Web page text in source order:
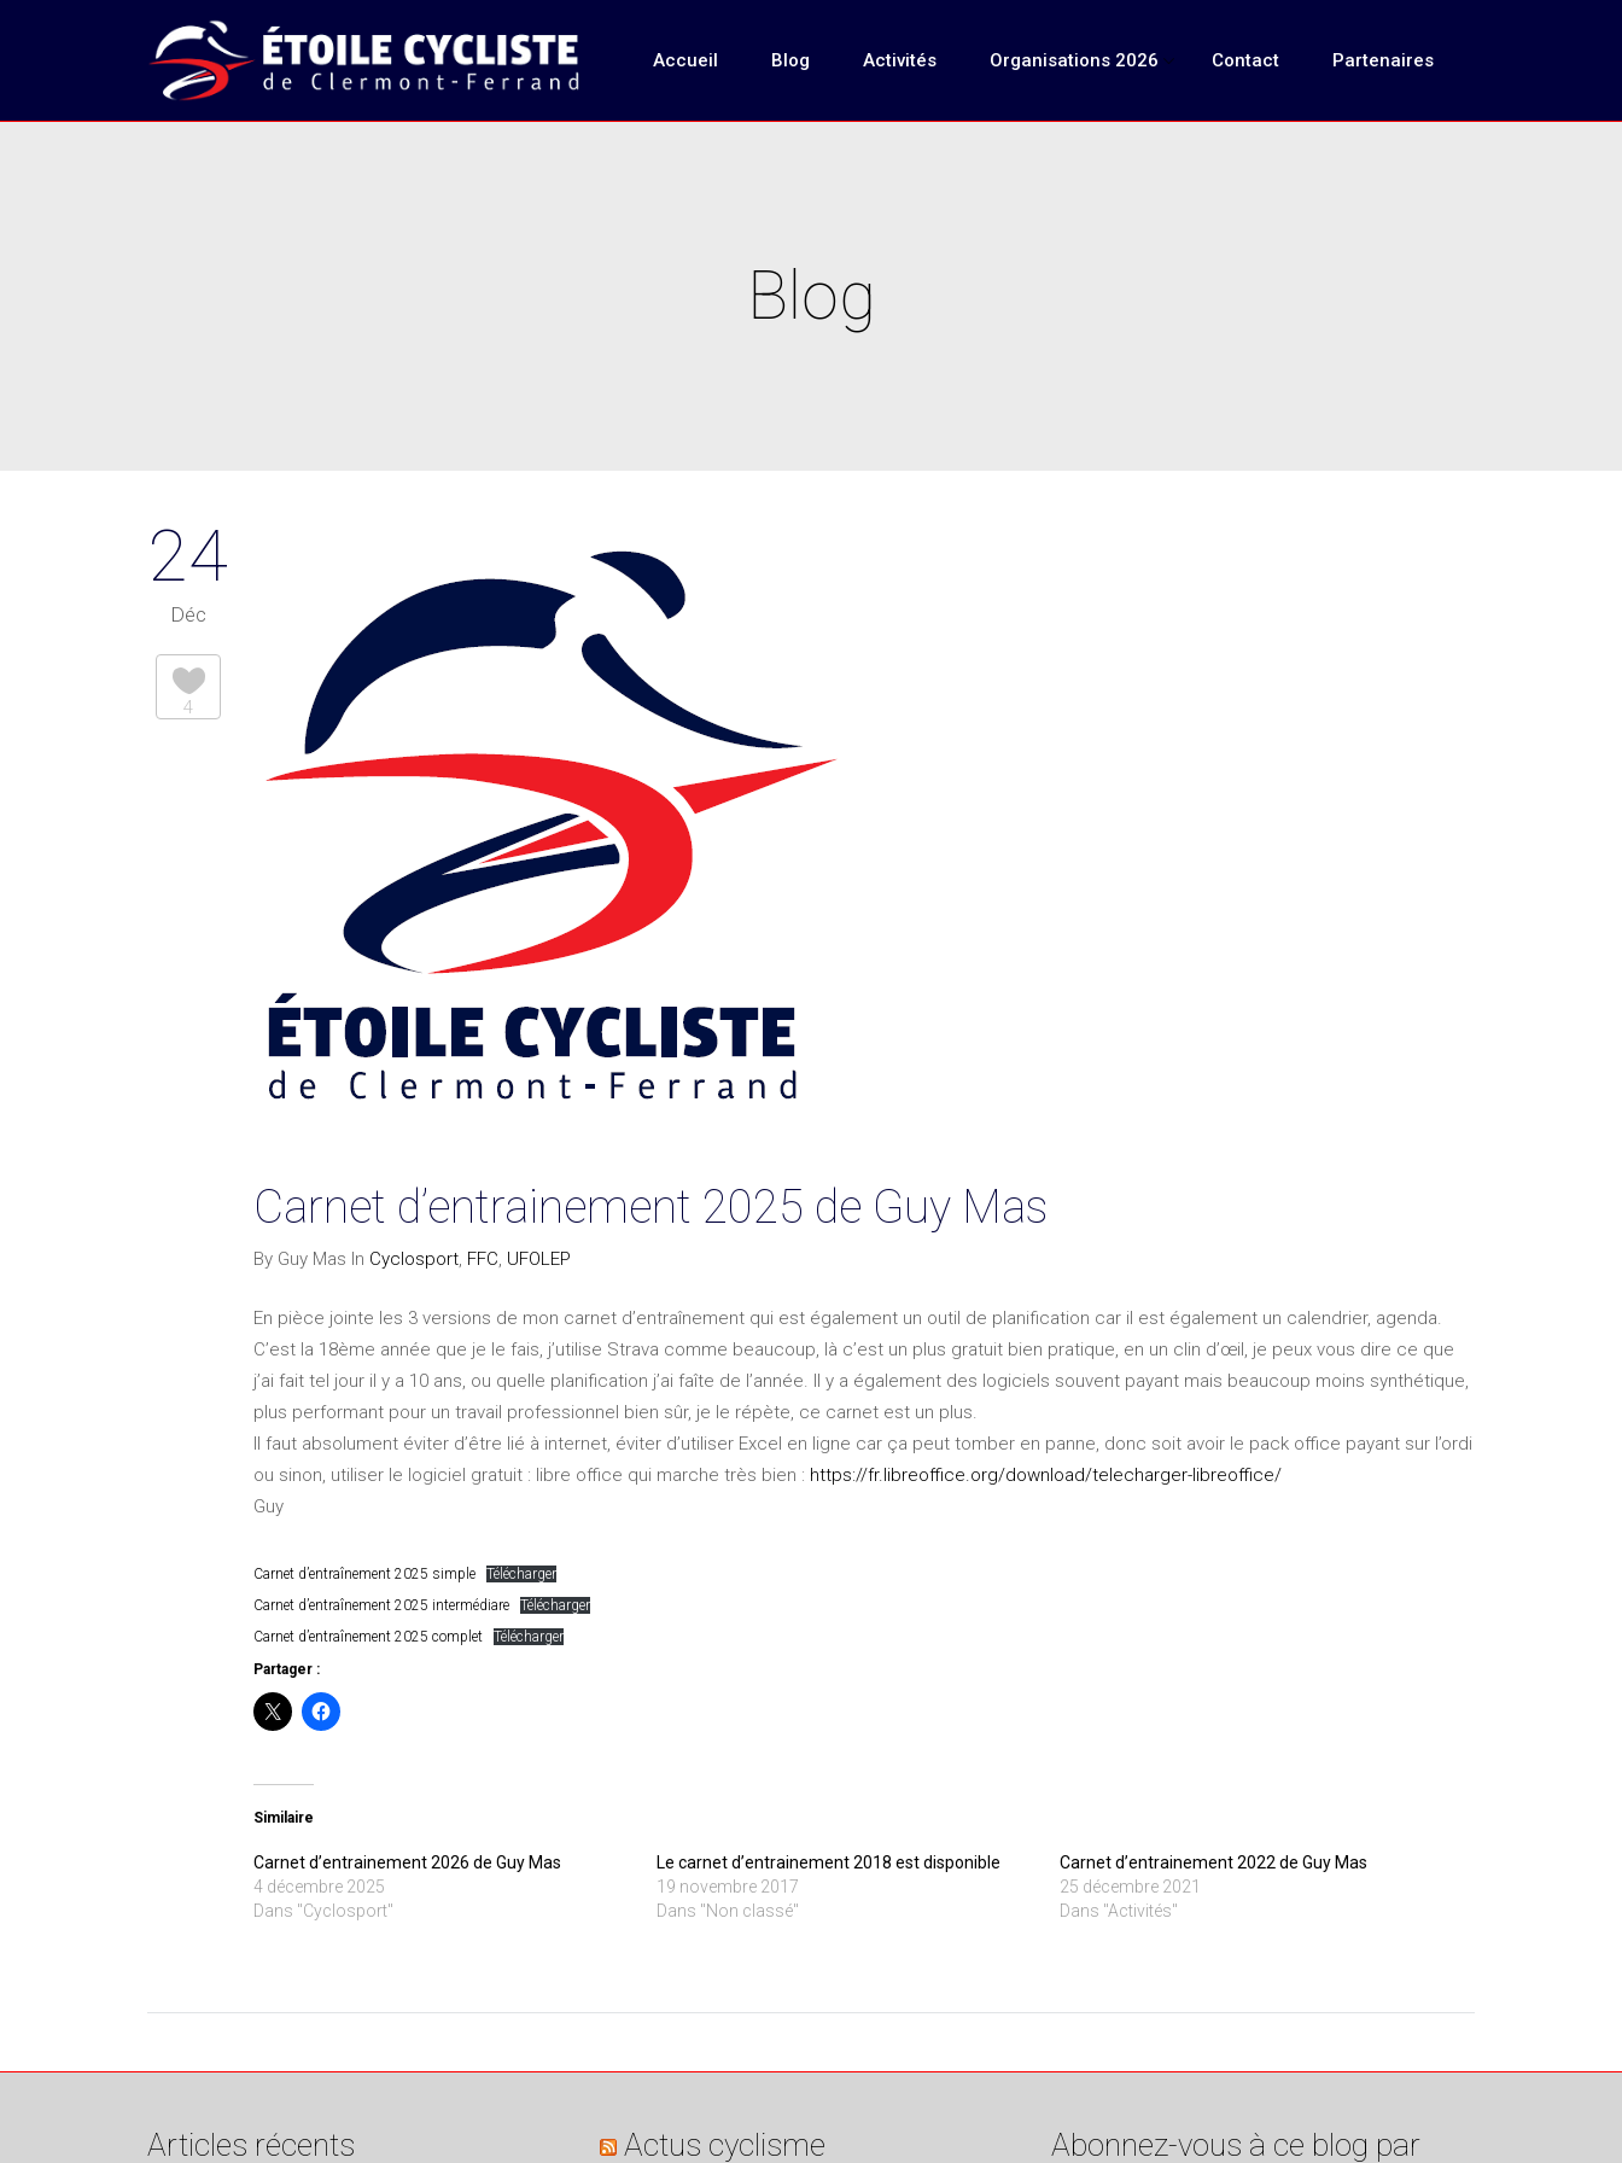
Accueil Blog Activités Organisations 2026 Contact Partenaires
Blog
24
Déc
4
Carnet d’entrainement 2025 de Guy Mas
By Guy Mas In Cyclosport, FFC, UFOLEP
En pièce jointe les 3 versions de mon carnet d’entraînement qui est également un outil de planification car il est également un calendrier, agenda.
C’est la 18ème année que je le fais, j’utilise Strava comme beaucoup, là c’est un plus gratuit bien pratique, en un clin d’œil, je peux vous dire ce que
j’ai fait tel jour il y a 10 ans, ou quelle planification j’ai faîte de l’année. Il y a également des logiciels souvent payant mais beaucoup moins synthétique,
plus performant pour un travail professionnel bien sûr, je le répète, ce carnet est un plus.
Il faut absolument éviter d’être lié à internet, éviter d’utiliser Excel en ligne car ça peut tomber en panne, donc soit avoir le pack office payant sur l’ordi
ou sinon, utiliser le logiciel gratuit : libre office qui marche très bien : https://fr.libreoffice.org/download/telecharger-libreoffice/
Guy
Carnet d’entraînement 2025 simple
Télécharger
Carnet d’entraînement 2025 intermédiare
Télécharger
Carnet d’entraînement 2025 complet
Télécharger
Partager :
Similaire
Carnet d’entrainement 2026 de Guy Mas
4 décembre 2025
Dans "Cyclosport"
Le carnet d’entrainement 2018 est disponible
19 novembre 2017
Dans "Non classé"
Carnet d’entrainement 2022 de Guy Mas
25 décembre 2021
Dans "Activités"
Articles récents Actus cyclisme Abonnez-vous à ce blog par